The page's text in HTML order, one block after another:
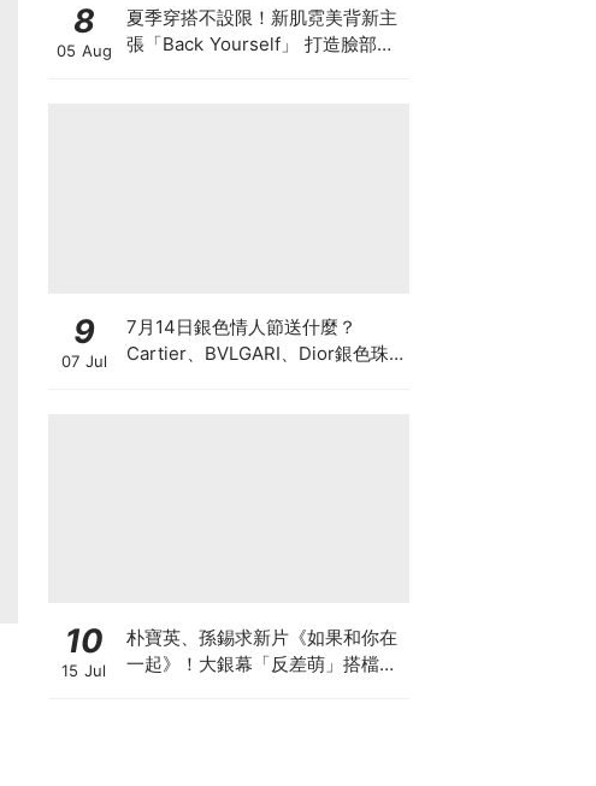
8
05 Aug
夏季穿搭不設限！新肌霓美背新主
張「Back Yourself」 打造臉部級
9
07 Jul
7月14日銀色情人節送什麼？
Cartier、BVLGARI、Dior銀色珠
10
15 Jul
朴寶英、孫錫求新片《如果和你在
一起》！大銀幕「反差萌」搭檔、